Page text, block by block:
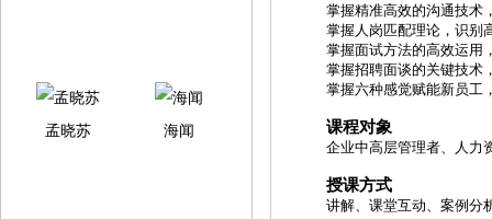
孟晓苏 海闻
掌握精准高效的沟通技术
掌握人岗匹配理论，识别
掌握面试方法的高效运用
掌握招聘面谈的关键技术
掌握六种感觉赋能新员工
课程对象
企业中高层管理者、人力
授课方式
讲解、课堂互动、案例分